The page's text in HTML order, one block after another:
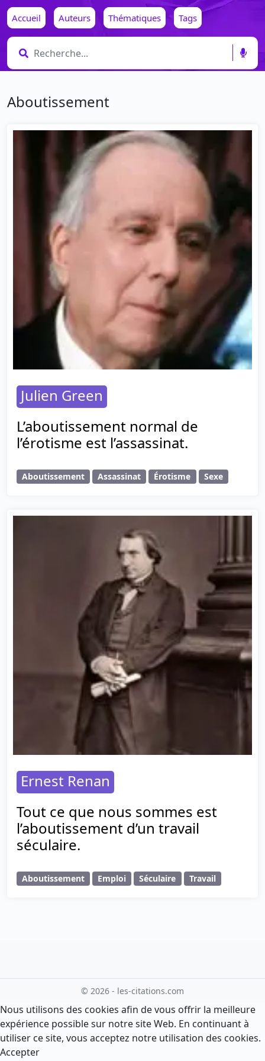
Accueil Auteurs Thématiques Tags
Aboutissement
Julien Green
L’aboutissement normal de
l’érotisme est l’assassinat.
Aboutissement Assassinat Érotisme Sexe
Ernest Renan
Tout ce que nous sommes est
l’aboutissement d’un travail
séculaire.
Aboutissement Emploi Séculaire Travail
© 2026 - les-citations.com
Nous utilisons des cookies afin de vous offrir la meilleure
expérience possible sur notre site Web. En continuant à
utiliser ce site, vous acceptez notre utilisation des cookies.
Accepter